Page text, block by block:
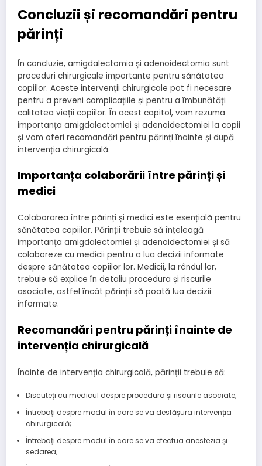
Concluzii și recomandări pentru
părinți
În concluzie, amigdalectomia și adenoidectomia sunt
proceduri chirurgicale importante pentru sănătatea
copiilor. Aceste intervenții chirurgicale pot fi necesare
pentru a preveni complicațiile și pentru a îmbunătăți
calitatea vieții copiilor. În acest capitol, vom rezuma
importanța amigdalectomiei și adenoidectomiei la copii
și vom oferi recomandări pentru părinți înainte și după
intervenția chirurgicală.
Importanța colaborării între părinți și
medici
Colaborarea între părinți și medici este esențială pentru
sănătatea copiilor. Părinții trebuie să înțeleagă
importanța amigdalectomiei și adenoidectomiei și să
colaboreze cu medicii pentru a lua decizii informate
despre sănătatea copiilor lor. Medicii, la rândul lor,
trebuie să explice în detaliu procedura și riscurile
asociate, astfel încât părinții să poată lua decizii
informate.
Recomandări pentru părinți înainte de
intervenția chirurgicală
Înainte de intervenția chirurgicală, părinții trebuie să:
Discuteți cu medicul despre procedura și riscurile asociate;
Întrebați despre modul în care se va desfășura intervenția
chirurgicală;
Întrebați despre modul în care se va efectua anestezia și
sedarea;